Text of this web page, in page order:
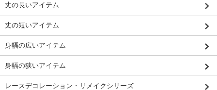
丈の長いアイテム
丈の短いアイテム
身幅の広いアイテム
身幅の狭いアイテム
レースデコレーション・リメイクシリーズ